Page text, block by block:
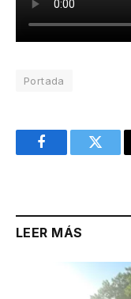
Portada
Facebook
LEER MÁS